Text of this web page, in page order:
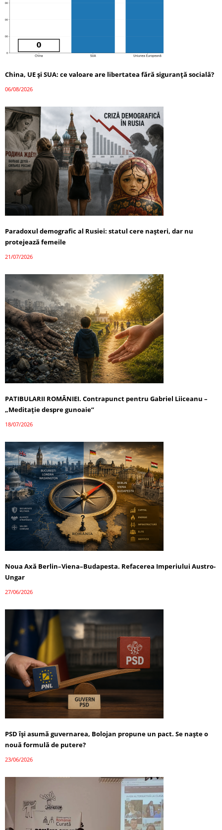
China, UE și SUA: ce valoare are libertatea fără siguranță socială?
06/08/2026
Paradoxul demografic al Rusiei: statul cere nașteri, dar nu
protejează femeile
21/07/2026
PATIBULARII ROMÂNIEI. Contrapunct pentru Gabriel Liiceanu –
„Meditație despre gunoaie”
18/07/2026
Noua Axă Berlin–Viena–Budapesta. Refacerea Imperiului Austro-
Ungar
27/06/2026
PSD își asumă guvernarea, Bolojan propune un pact. Se naște o
nouă formulă de putere?
23/06/2026